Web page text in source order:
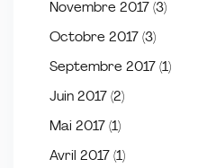
Novembre 2017 (3)
Octobre 2017 (3)
Septembre 2017 (1)
Juin 2017 (2)
Mai 2017 (1)
Avril 2017 (1)